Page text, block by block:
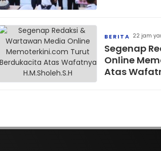
BERITA 22 jam
Segenap
Online
Atas